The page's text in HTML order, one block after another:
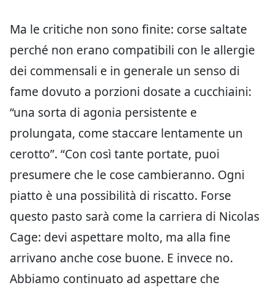
Ma le critiche non sono finite: corse saltate
perché non erano compatibili con le allergie
dei commensali e in generale un senso di
fame dovuto a porzioni dosate a cucchiaini:
“una sorta di agonia persistente e
prolungata, come staccare lentamente un
cerotto”. “Con così tante portate, puoi
presumere che le cose cambieranno. Ogni
piatto è una possibilità di riscatto. Forse
questo pasto sarà come la carriera di Nicolas
Cage: devi aspettare molto, ma alla fine
arrivano anche cose buone. E invece no.
Abbiamo continuato ad aspettare che